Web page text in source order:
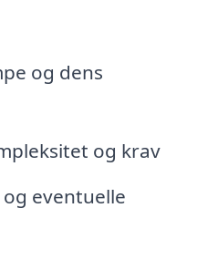
og dens
og krav
eventuelle